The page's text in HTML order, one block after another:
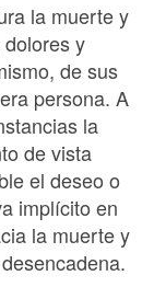
la muerte y
y
de sus
persona. A
la
de vista
el deseo o
implícito en
la muerte y